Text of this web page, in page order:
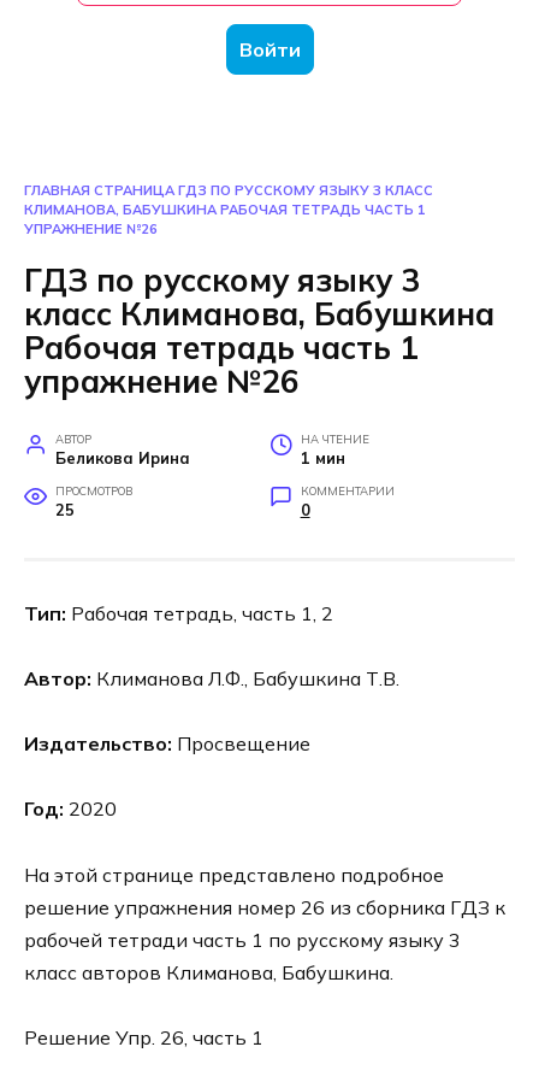
Войти
ГЛАВНАЯ СТРАНИЦА ГДЗ ПО РУССКОМУ ЯЗЫКУ 3 КЛАСС
КЛИМАНОВА, БАБУШКИНА РАБОЧАЯ ТЕТРАДЬ ЧАСТЬ 1
УПРАЖНЕНИЕ №26
ГДЗ по русскому языку 3
класс Климанова, Бабушкина
Рабочая тетрадь часть 1
упражнение №26
АВТОР
Беликова Ирина
НА ЧТЕНИЕ
1 мин
ПРОСМОТРОВ
25
КОММЕНТАРИИ
0
Тип: Рабочая тетрадь, часть 1, 2
Автор: Климанова Л.Ф., Бабушкина Т.В.
Издательство: Просвещение
Год: 2020
На этой странице представлено подробное
решение упражнения номер 26 из сборника ГДЗ к
рабочей тетради часть 1 по русскому языку 3
класс авторов Климанова, Бабушкина.
Решение Упр. 26, часть 1